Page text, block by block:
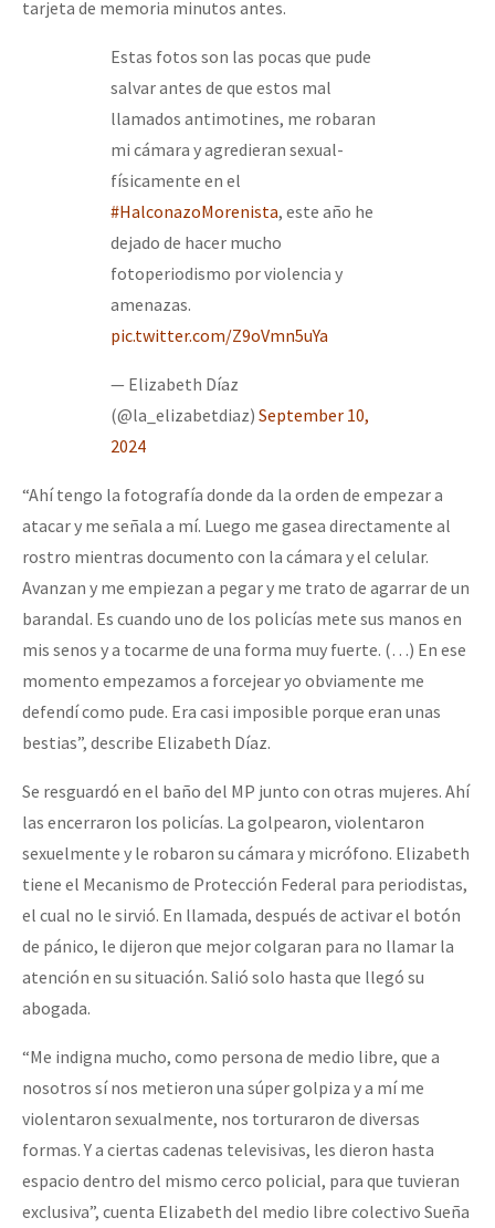
tarjeta de memoria minutos antes.
Estas fotos son las pocas que pude
salvar antes de que estos mal
llamados antimotines, me robaran
mi cámara y agredieran sexual-
físicamente en el
#HalconazoMorenista, este año he
dejado de hacer mucho
fotoperiodismo por violencia y
amenazas.
pic.twitter.com/Z9oVmn5uYa
— Elizabeth Díaz
(@la_elizabetdiaz) September 10,
2024
“Ahí tengo la fotografía donde da la orden de empezar a
atacar y me señala a mí. Luego me gasea directamente al
rostro mientras documento con la cámara y el celular.
Avanzan y me empiezan a pegar y me trato de agarrar de un
barandal. Es cuando uno de los policías mete sus manos en
mis senos y a tocarme de una forma muy fuerte. (…) En ese
momento empezamos a forcejear yo obviamente me
defendí como pude. Era casi imposible porque eran unas
bestias”, describe Elizabeth Díaz.
Se resguardó en el baño del MP junto con otras mujeres. Ahí
las encerraron los policías. La golpearon, violentaron
sexuelmente y le robaron su cámara y micrófono. Elizabeth
tiene el Mecanismo de Protección Federal para periodistas,
el cual no le sirvió. En llamada, después de activar el botón
de pánico, le dijeron que mejor colgaran para no llamar la
atención en su situación. Salió solo hasta que llegó su
abogada.
“Me indigna mucho, como persona de medio libre, que a
nosotros sí nos metieron una súper golpiza y a mí me
violentaron sexualmente, nos torturaron de diversas
formas. Y a ciertas cadenas televisivas, les dieron hasta
espacio dentro del mismo cerco policial, para que tuvieran
exclusiva”, cuenta Elizabeth del medio libre colectivo Sueña